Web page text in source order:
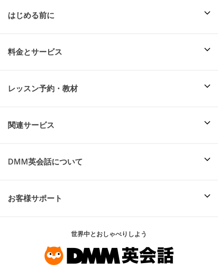
はじめる前に
料金とサービス
レッスン予約・教材
関連サービス
DMM英会話について
お客様サポート
世界中とおしゃべりしよう